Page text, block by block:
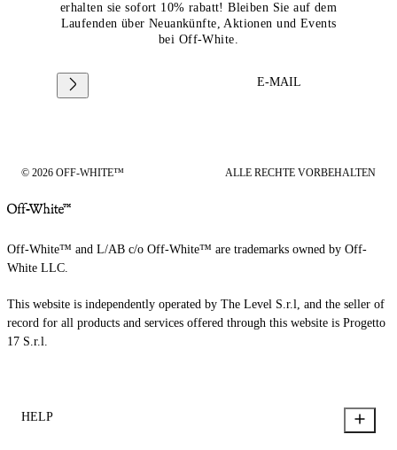
erhalten sie sofort 10% rabatt! Bleiben Sie auf dem
Laufenden über Neuankünfte, Aktionen und Events
bei Off-White.
E-MAIL
© 2026 OFF-WHITE™ ALLE RECHTE VORBEHALTEN
Off-White™ and L/AB c/o Off-White™ are trademarks owned by Off-
White LLC.
This website is independently operated by The Level S.r.l, and the seller of
record for all products and services offered through this website is Progetto
17 S.r.l.
HELP